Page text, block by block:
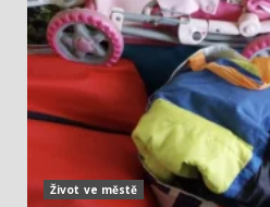
Život ve městě